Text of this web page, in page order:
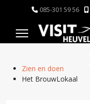
085-301 59 56
Zien en doen
Het BrouwLokaal